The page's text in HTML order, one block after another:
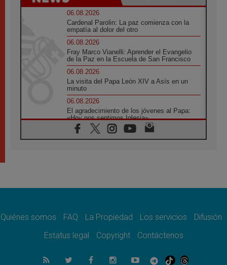
06.08.2026
Cardenal Parolin: La paz comienza con la
empatía al dolor del otro
06.08.2026
Fray Marco Vianelli: Aprender el Evangelio
de la Paz en la Escuela de San Francisco
06.08.2026
La visita del Papa León XIV a Asís en un
minuto
06.08.2026
El agradecimiento de los jóvenes al Papa:
«Hoy nos sentimos Iglesia»
06.08.2026
Líbano: Reanudan los coloquios en Roma en
paz
Sturla: La visita de León XIV será una buena
06.08.2026
Quiénes somos FAQ La Propiedad Los servicios
Difusión
Estatus legal
Copyright Contáctenos